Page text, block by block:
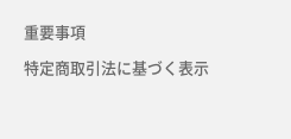
重要事項
特定商取引法に基づく表示